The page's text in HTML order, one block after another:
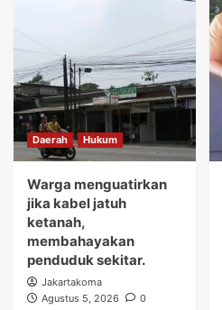
Daerah Hukum
Warga menguatirkan
jika kabel jatuh
ketanah,
membahayakan
penduduk sekitar.
Jakartakoma
Agustus 5, 2026
0